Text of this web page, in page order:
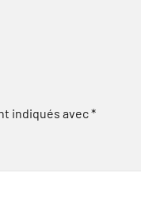
indiqués avec*